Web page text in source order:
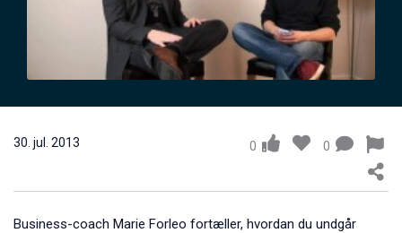
17. maj 2011 0
30. jul. 2013 0 0
Business-coach Marie Forleo fortæller, hvordan du undgår